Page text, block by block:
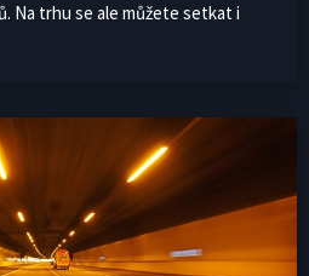
Na trhu se ale můžete setkat i